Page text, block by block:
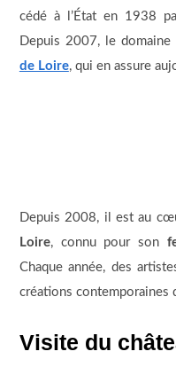
cédé à l’État en 1938
Depuis 2007, le domaine
de Loire, qui en assure
Depuis 2008, il est au
Loire, connu pour son
Chaque année, des
créations contemporaines
Visite du